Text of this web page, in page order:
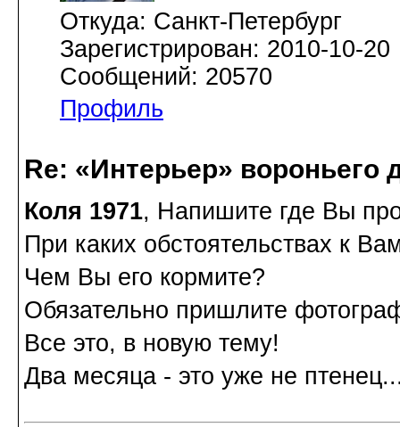
Откуда: Санкт-Петербург
Зарегистрирован: 2010-10-20
Сообщений: 20570
Профиль
Re: «Интерьер» вороньего
Коля 1971, Напишите где Вы
При каких обстоятельствах к
Чем Вы его кормите?
Обязательно пришлите
Все это, в новую тему!
Два месяца - это уже не